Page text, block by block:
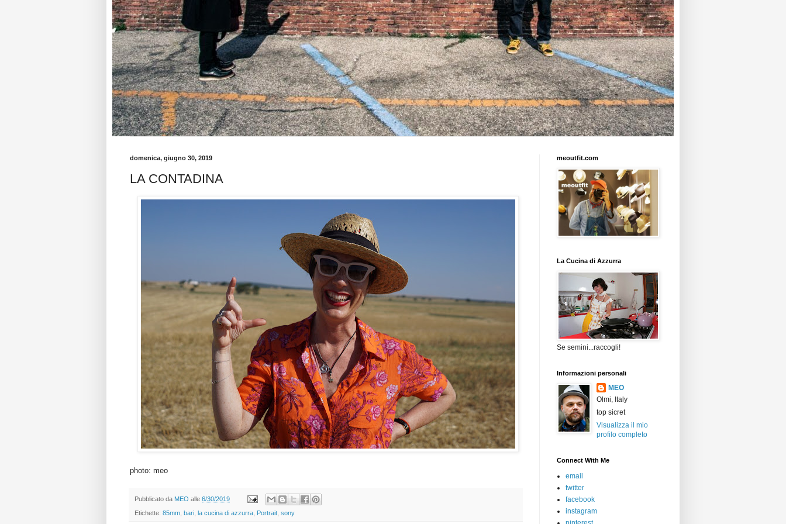
domenica, giugno 30, 2019
LA CONTADINA
photo: meo
Pubblicato da MEO alle 6/30/2019
Etichette: 85mm bari la cucina di azzurra Portrait sony
meoutfit.com
La Cucina di Azzurra
Se semini...raccogli!
Informazioni personali
MEO
Olmi, Italy
top sicret
Visualizza il mio
profilo completo
Connect With Me
email
twitter
facebook
instagram